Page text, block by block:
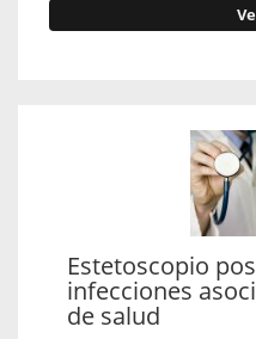
Estetoscopio
infecciones
de salud